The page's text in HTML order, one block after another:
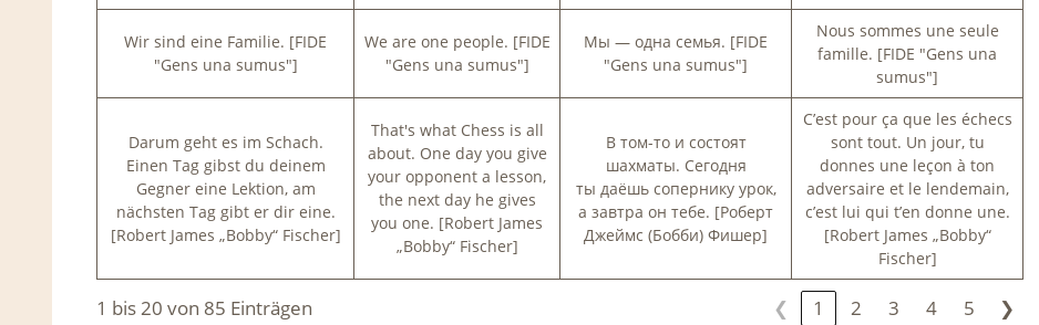
Wir sind eine Familie. [FIDE
"Gens una sumus"]
We are one people. [FIDE
"Gens una sumus"]
Мы — одна семья. [FIDE
"Gens una sumus"]
Nous sommes une seule
famille. [FIDE "Gens una
sumus"]
Darum geht es im Schach.
Einen Tag gibst du deinem
Gegner eine Lektion, am
nächsten Tag gibt er dir eine.
[Robert James „Bobby“ Fischer]
That's what Chess is all
about. One day you give
your opponent a lesson,
the next day he gives
you one. [Robert James
„Bobby“ Fischer]
В том-то и состоят
шахматы. Сегодня
ты даёшь сопернику урок,
а завтра он тебе. [Роберт
Джеймс (Бобби) Фишер]
C’est pour ça que les échecs
sont tout. Un jour, tu
donnes une leçon à ton
adversaire et le lendemain,
c’est lui qui t’en donne une.
[Robert James „Bobby“
Fischer]
1 bis 20 von 85 Einträgen ❮ 1 2 3 4 5 ❯